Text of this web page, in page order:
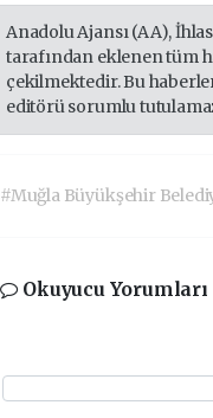
Anadolu Ajansı (AA),
tarafından eklenen tüm
çekilmektedir. Bu
editörü sorumlu
#Muğla Büyükşehir
Okuyucu Yorumları